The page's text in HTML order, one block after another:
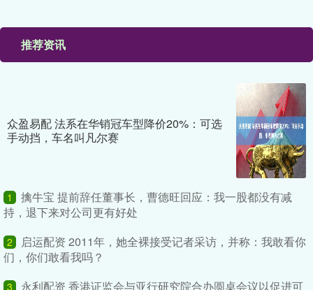
推荐资讯
众盈易配 法系在华销冠车型降价20%：可选
手动挡，车名叫凡尔赛
1
擒牛宝 提前辞任董事长，曹德旺回应：我一股都没有减
持，退下来对公司更有好处
2
启运配资 2011年，她全裸接受记者采访，并称：我敢看你
们，你们敢看我吗？
3
永利配资 香港证监会与亚行研究院合办圆桌会议以促进可